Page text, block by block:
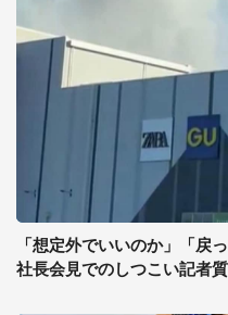
「想定外でいいのか」「戻
社長会見でのしつこい記者